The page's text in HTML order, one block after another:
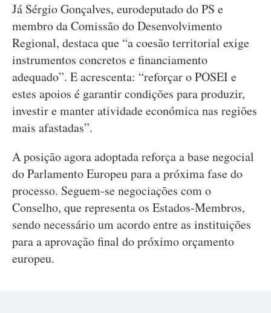
Já Sérgio Gonçalves, eurodeputado do PS e
membro da Comissão do Desenvolvimento
Regional, destaca que “a coesão territorial exige
instrumentos concretos e financiamento
adequado”. E acrescenta: “reforçar o POSEI e
estes apoios é garantir condições para produzir,
investir e manter atividade económica nas regiões
mais afastadas”.
A posição agora adoptada reforça a base negocial
do Parlamento Europeu para a próxima fase do
processo. Seguem-se negociações com o
Conselho, que representa os Estados-Membros,
sendo necessário um acordo entre as instituições
para a aprovação final do próximo orçamento
europeu.